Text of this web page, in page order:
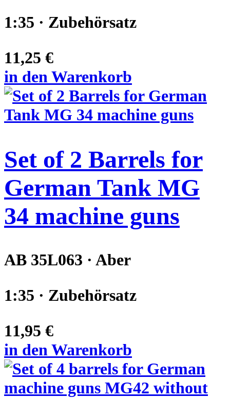
1:35 · Zubehörsatz
11,25 €
in den Warenkorb
Set of 2 Barrels for
German Tank MG
34 machine guns
AB 35L063 · Aber
1:35 · Zubehörsatz
11,95 €
in den Warenkorb